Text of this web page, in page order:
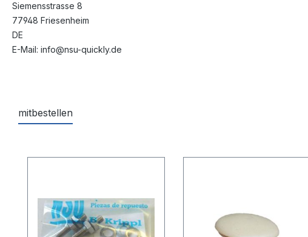
Siemensstrasse 8
77948 Friesenheim
DE
E-Mail: info@nsu-quickly.de
mitbestellen